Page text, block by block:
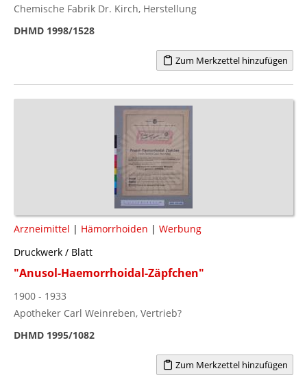
Chemische Fabrik Dr. Kirch, Herstellung
DHMD 1998/1528
Zum Merkzettel hinzufügen
Arzneimittel | Hämorrhoiden | Werbung
Druckwerk / Blatt
"Anusol-Haemorrhoidal-Zäpfchen"
1900 - 1933
Apotheker Carl Weinreben, Vertrieb?
DHMD 1995/1082
Zum Merkzettel hinzufügen